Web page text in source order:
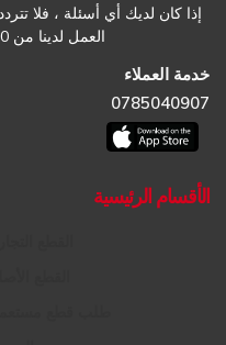
إذا كان لديك أي أسئلة ، فلا
العمل لدينا من 9:00 حتي 18:00 من السبت إلى الخميس
خدمة العملاء
0785040907
الأقسام الرئيسية